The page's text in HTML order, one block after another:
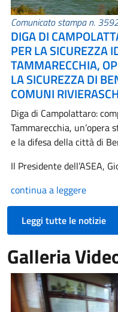
Comunicato stampa n.
DIGA DI
PER LA SICUREZZA
TAMMARECCHIA,
LA SICUREZZA DI
COMUNI
Diga di Campolattaro:
Tammarecchia, un’opera
e la difesa della città di
Il Presidente dell’ASEA,
continua a leggere
Leggi tutte le notizie
Galleria